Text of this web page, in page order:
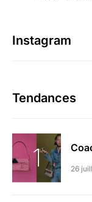
Instagram
Tendances
26